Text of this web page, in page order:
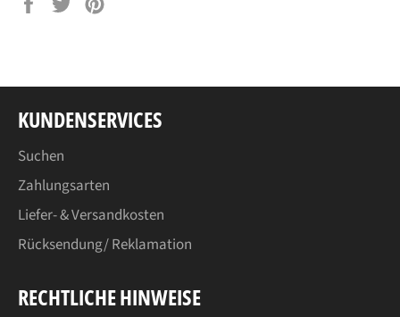
KUNDENSERVICES
Suchen
Zahlungsarten
Liefer- & Versandkosten
Rücksendung/ Reklamation
RECHTLICHE HINWEISE